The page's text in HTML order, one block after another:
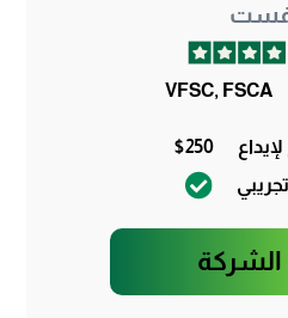
VFSC, FSCA
$250